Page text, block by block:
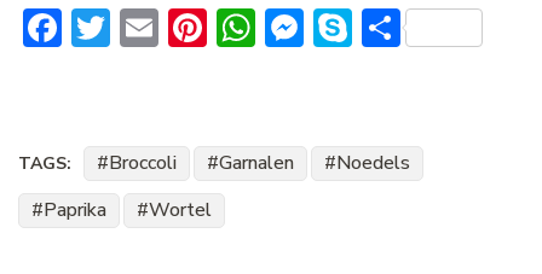
Facebook
Twitter
EmailPinterest
WhatsApp
Messenger
Skype
Delen
TAGS: Broccoli Garnalen
Noedels
Paprika
Wortel